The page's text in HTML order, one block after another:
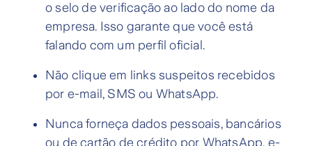
o selo de verificação ao lado do nome da
empresa. Isso garante que você está
falando com um perfil oficial.
Não clique em links suspeitos recebidos
por e-mail, SMS ou WhatsApp.
Nunca forneça dados pessoais, bancários
ou de cartão de crédito por WhatsApp, e-